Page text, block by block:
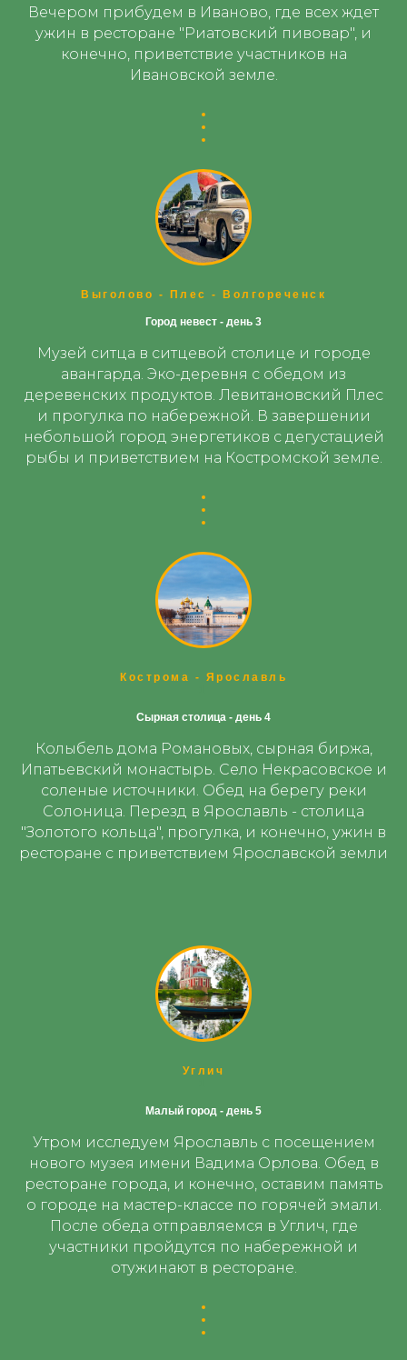
Вечером прибудем в Иваново, где всех ждет
ужин в ресторане "Риатовский пивовар", и
конечно, приветствие участников на
Ивановской земле.
Выголово - Плес - Волгореченск
Город невест - день 3
Музей ситца в ситцевой столице и городе
авангарда. Эко-деревня с обедом из
деревенских продуктов. Левитановский Плес
и прогулка по набережной. В завершении
небольшой город энергетиков с дегустацией
рыбы и приветствием на Костромской земле.
Кострома - Ярославль
Сырная столица - день 4
Колыбель дома Романовых, сырная биржа,
Ипатьевский монастырь. Село Некрасовское и
соленые источники. Обед на берегу реки
Солоница. Перезд в Ярославль - столица
"Золотого кольца", прогулка, и конечно, ужин в
ресторане с приветствием Ярославской земли
Углич
Малый город - день 5
Утром исследуем Ярославль с посещением
нового музея имени Вадима Орлова. Обед в
ресторане города, и конечно, оставим память
о городе на мастер-классе по горячей эмали.
После обеда отправляемся в Углич, где
участники пройдутся по набережной и
отужинают в ресторане.